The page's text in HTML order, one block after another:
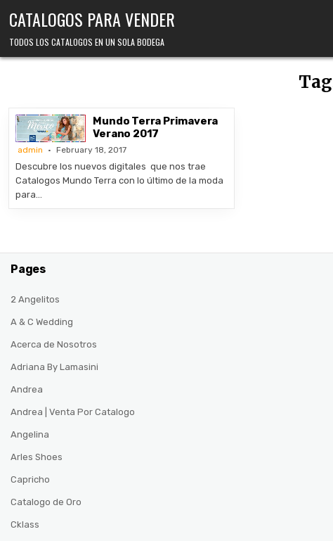
CATALOGOS PARA VENDER
TODOS LOS CATALOGOS EN UN SOLA BODEGA
Mundo Terra Primavera
Verano 2017
admin February 18, 2017
Descubre los nuevos digitales que nos trae
Catalogos Mundo Terra con lo último de la moda
para…
Pages
2 Angelitos
A & C Wedding
Acerca de Nosotros
Adriana By Lamasini
Andrea
Andrea | Venta Por Catalogo
Angelina
Arles Shoes
Capricho
Catalogo de Oro
Cklass